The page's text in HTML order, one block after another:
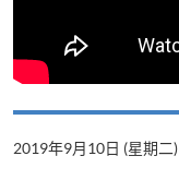
2019年9月10日 (星期二)